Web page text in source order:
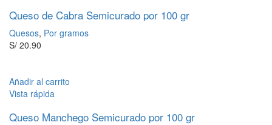
Queso de Cabra Semicurado por 100 gr
Quesos, Por gramos
S/ 20.90
Añadir al carrito
Vista rápida
Queso Manchego Semicurado por 100 gr